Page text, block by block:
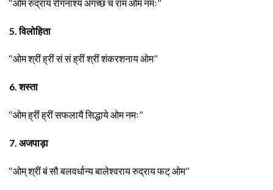
‘‘ओम रुद्राय रोगनाश्य अगच्छ च राम ओम नमः’’
5. विलोहिता
‘‘ओम श्रीं ह्रीं सं सं ह्रीं श्रीं शंकरशनाय ओम’’
6. शस्ता
‘‘ओम ह्रीं ह्रीं सफलायै सिद्धाये ओम नमः’’
7. अजपाड़ा
‘‘ओम् श्रीं बं सौ बलवर्धान्य बालेश्वराय रुद्राय फट् ओम’’